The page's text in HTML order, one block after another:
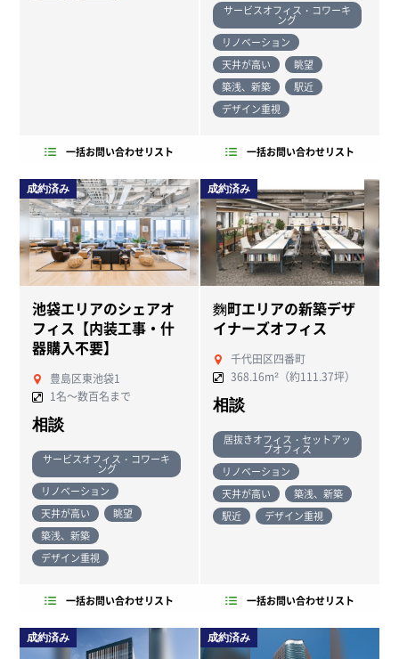
一括お問い合わせリスト
サービスオフィス・コワーキ
ング
リノベーション
天井が高い
眺望
築浅、新築
駅近
デザイン重視
一括お問い合わせリスト
成約済み
池袋エリアのシェアオ
フィス【内装工事・什
器購入不要】
豊島区東池袋1
1名～数百名まで
相談
サービスオフィス・コワーキ
ング
リノベーション
天井が高い
眺望
築浅、新築
デザイン重視
一括お問い合わせリスト
成約済み
麴町エリアの新築デザ
イナーズオフィス
千代田区四番町
368.16m²（約111.37坪）
相談
居抜きオフィス・セットアッ
プオフィス
リノベーション
天井が高い
築浅、新築
駅近
デザイン重視
一括お問い合わせリスト
成約済み 成約済み